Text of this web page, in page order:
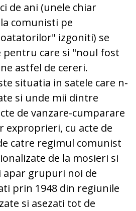
de ani (unele chiar
comunisti pe
izgoniti) se
pentru care si "noul fost
astfel de cereri.
situatia in satele care n-
si unde mii dintre
de vanzare-cumparare
exproprieri, cu acte de
catre regimul comunist
de la mosieri si
apar grupuri noi de
prin 1948 din regiunile
si asezati tot de